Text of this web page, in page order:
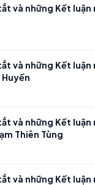
và những Kết luận
và những Kết luận
và những Kết luận
Thiên Tùng
và những Kết luận